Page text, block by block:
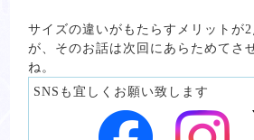
サイズの違いがもたらすメリットが
が、そのお話は次回にあらためてさ
ね。
SNSも宜しくお願い致します